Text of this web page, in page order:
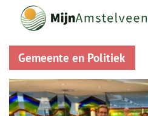
Gemeente en Politiek